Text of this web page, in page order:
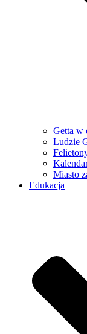
Getta w
Ludzie
Miasto
Edukacja